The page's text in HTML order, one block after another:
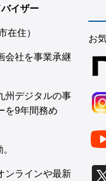
イザー
在住）
会社を事業承継
州デジタルの事
を9年間務め
ンラインや最新
お